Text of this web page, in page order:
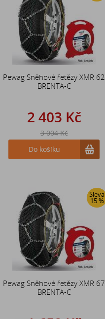
Pewag Sněhové řetězy XMR 62
BRENTA-C
2 403 Kč
3 004 Kč
Do košíku
Sleva
15 %
Pewag Sněhové řetězy XMR 67
BRENTA-C